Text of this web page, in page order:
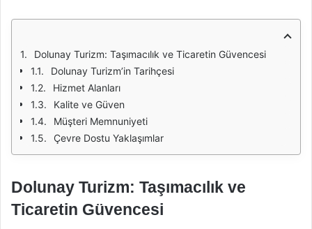
Dolunay Turizm: Taşımacılık ve Ticaretin Güvencesi
Dolunay Turizm’in Tarihçesi
Hizmet Alanları
Kalite ve Güven
Müşteri Memnuniyeti
Çevre Dostu Yaklaşımlar
Dolunay Turizm: Taşımacılık ve
Ticaretin Güvencesi